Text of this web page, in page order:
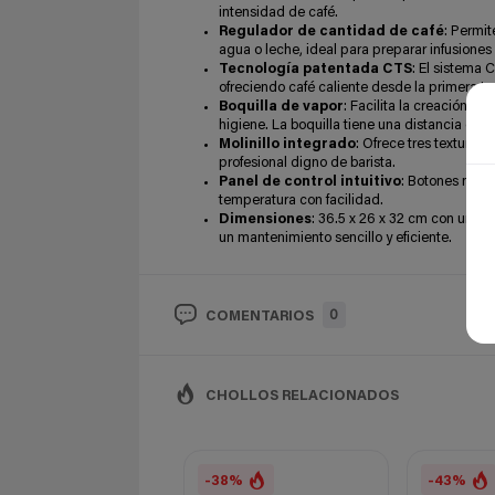
intensidad de café.
Regulador de cantidad de café:
agua o leche, ideal para preparar
Tecnología patentada CTS: El sistema
ofreciendo café caliente desde la primera
Boquilla de vapor: Facilita la creación de
higiene. La boquilla tiene una distancia de
Molinillo integrado: Ofrece tres texturas
profesional digno de barista.
Panel de control intuitivo: Botones
temperatura con facilidad.
Dimensiones: 36.5 x 26 x 32 cm con un
un mantenimiento sencillo y eficiente.
COMENTARIOS 0
CHOLLOS RELACIONADOS
-38% -43%